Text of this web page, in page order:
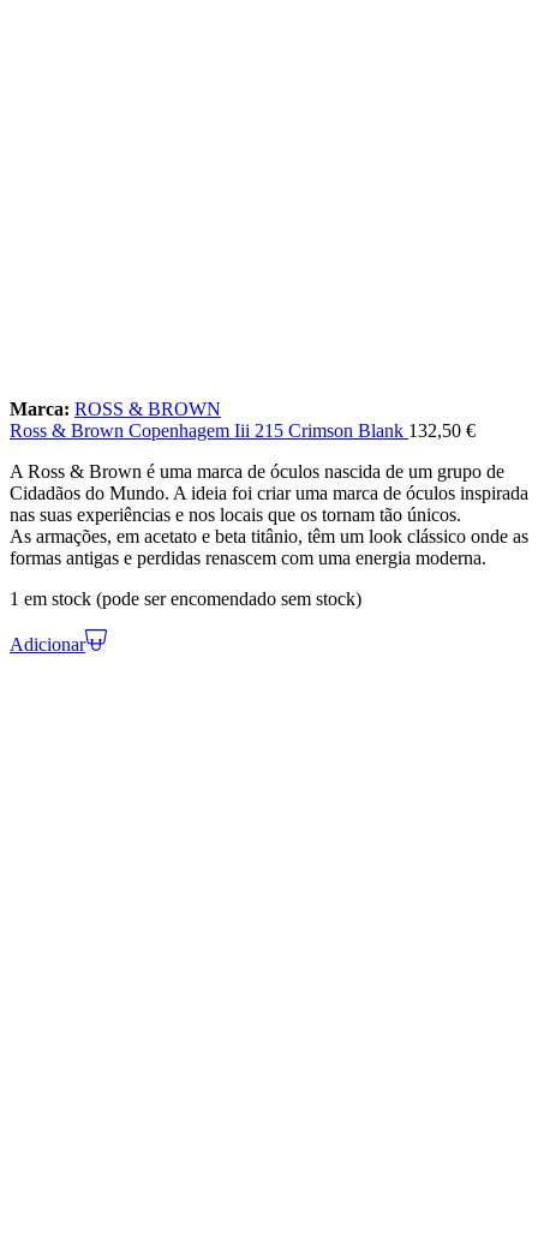
Marca: ROSS & BROWN
Ross & Brown Copenhagem Iii 215 Crimson Blank 132,50 €
A Ross & Brown é uma marca de óculos nascida de um grupo de
Cidadãos do Mundo. A ideia foi criar uma marca de óculos inspirada
nas suas experiências e nos locais que os tornam tão únicos.
As armações, em acetato e beta titânio, têm um look clássico onde as
formas antigas e perdidas renascem com uma energia moderna.
1 em stock (pode ser encomendado sem stock)
Adicionar